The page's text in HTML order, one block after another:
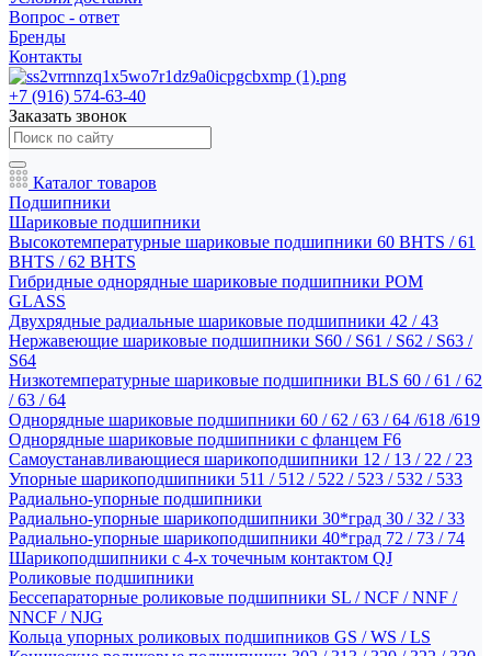
Вопрос - ответ
Бренды
Контакты
+7 (916) 574-63-40
Заказать звонок
Каталог товаров
Подшипники
Шариковые подшипники
Высокотемпературные шариковые подшипники 60 BHTS / 61
BHTS / 62 BHTS
Гибридные однорядные шариковые подшипники POM
GLASS
Двухрядные радиальные шариковые подшипники 42 / 43
Нержавеющие шариковые подшипники S60 / S61 / S62 / S63 /
S64
Низкотемпературные шариковые подшипники BLS 60 / 61 / 62
/ 63 / 64
Однорядные шариковые подшипники 60 / 62 / 63 / 64 /618 /619
Однорядные шариковые подшипники с фланцем F6
Самоустанавливающиеся шарикоподшипники 12 / 13 / 22 / 23
Упорные шарикоподшипники 511 / 512 / 522 / 523 / 532 / 533
Радиально-упорные подшипники
Радиально-упорные шарикоподшипники 30*град 30 / 32 / 33
Радиально-упорные шарикоподшипники 40*град 72 / 73 / 74
Шарикоподшипники с 4-х точечным контактом QJ
Роликовые подшипники
Бессепараторные роликовые подшипники SL / NCF / NNF /
NNCF / NJG
Кольца упорных роликовых подшипников GS / WS / LS